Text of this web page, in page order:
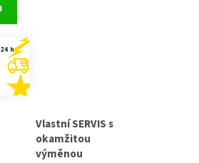
Vlastní SERVIS s
okamžitou
výměnou